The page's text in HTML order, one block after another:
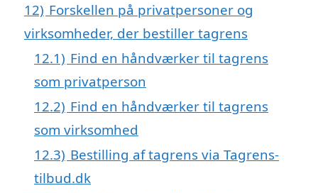
12) Forskellen på privatpersoner og
virksomheder, der bestiller tagrens
12.1) Find en håndværker til tagrens
som privatperson
12.2) Find en håndværker til tagrens
som virksomhed
12.3) Bestilling af tagrens via Tagrens-
tilbud.dk